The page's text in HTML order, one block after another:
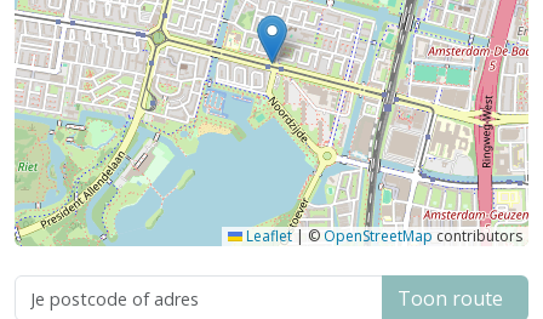
Leaflet | ©OpenStreetMap contributors
Toon route